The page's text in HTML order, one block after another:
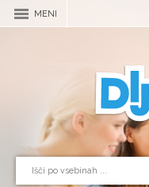
MENI